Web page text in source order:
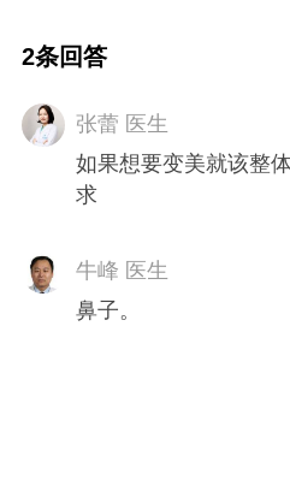
2条回答
张蕾 医生
如果想要变美就该整
求
牛峰 医生
鼻子。